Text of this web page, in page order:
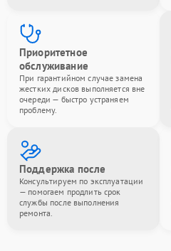
Приоритетное
обслуживание
При гарантийном случае замена
жестких дисков выполняется вне
очереди — быстро устраняем
проблему.
Поддержка после
Консультируем по эксплуатации
— помогаем продлить срок
службы после выполнения
ремонта.